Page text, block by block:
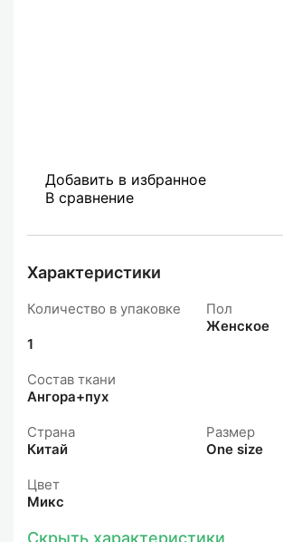
Добавить в избранное
В сравнение
Характеристики
Количество в упаковке
1
Пол
Женское
Состав ткани
Ангора+пух
Страна
Китай
Размер
One size
Цвет
Микс
Скрыть характеристики